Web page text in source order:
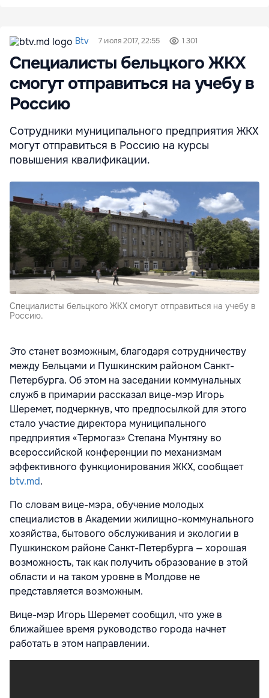
Btv 7 июля 2017, 22:55 1 301
Специалисты бельцкого ЖКХ
смогут отправиться на учебу в
Россию
Сотрудники муниципального предприятия ЖКХ
могут отправиться в Россию на курсы
повышения квалификации.
Специалисты бельцкого ЖКХ смогут отправиться на учебу в
Россию.
Это станет возможным, благодаря сотрудничеству
между Бельцами и Пушкинским районом Санкт-
Петербурга. Об этом на заседании коммунальных
служб в примарии рассказал вице-мэр Игорь
Шеремет, подчеркнув, что предпосылкой для этого
стало участие директора муниципального
предприятия «Термогаз» Степана Мунтяну во
всероссийской конференции по механизмам
эффективного функционирования ЖКХ, сообщает
btv.md.
По словам вице-мэра, обучение молодых
специалистов в Академии жилищно-коммунального
хозяйства, бытового обслуживания и экологии в
Пушкинском районе Санкт-Петербурга — хорошая
возможность, так как получить образование в этой
области и на таком уровне в Молдове не
представляется возможным.
Вице-мэр Игорь Шеремет сообщил, что уже в
ближайшее время руководство города начнет
работать в этом направлении.